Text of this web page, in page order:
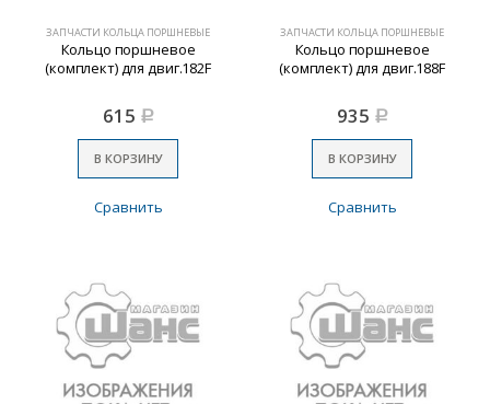
ЗАПЧАСТИ КОЛЬЦА ПОРШНЕВЫЕ
Кольцо поршневое
(комплект) для двиг.182F
615 Р
В КОРЗИНУ
Сравнить
ЗАПЧАСТИ КОЛЬЦА ПОРШНЕВЫЕ
Кольцо поршневое
(комплект) для двиг.188F
935 Р
В КОРЗИНУ
Сравнить